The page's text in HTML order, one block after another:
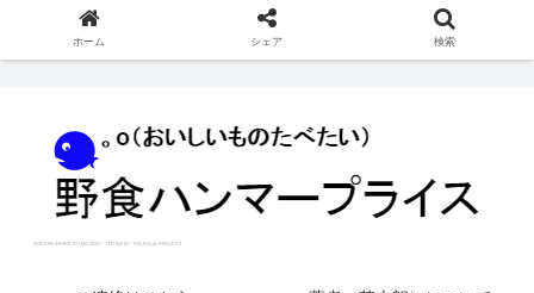
ホーム シェア 検索